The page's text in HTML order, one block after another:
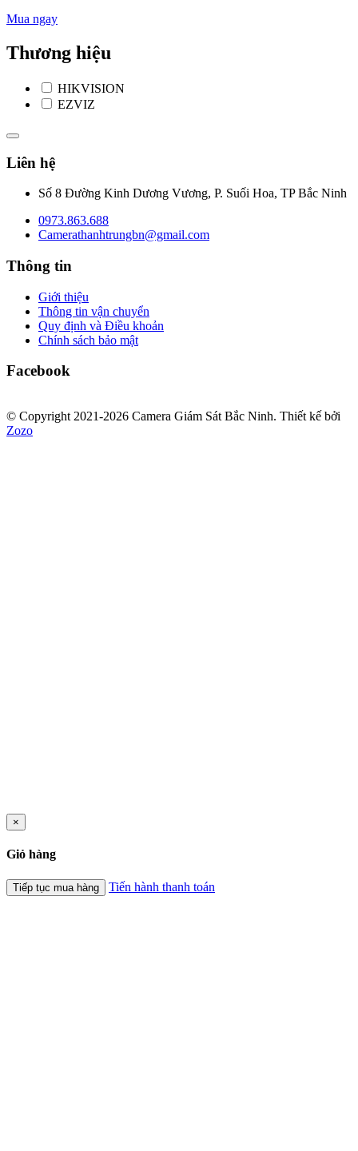
Mua ngay
Thương hiệu
HIKVISION
EZVIZ
Liên hệ
Số 8 Đường Kinh Dương Vương, P. Suối Hoa, TP Bắc Ninh
0973.863.688
Camerathanhtrungbn@gmail.com
Thông tin
Giới thiệu
Thông tin vận chuyển
Quy định và Điều khoản
Chính sách bảo mật
Facebook
© Copyright 2021-2026 Camera Giám Sát Bắc Ninh. Thiết kế bởi
Zozo
×
Giỏ hàng
Tiếp tục mua hàng Tiến hành thanh toán